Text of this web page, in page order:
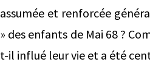
assumée et renforcée
» des enfants de Mai 68 ?
t-il influé leur vie et a été